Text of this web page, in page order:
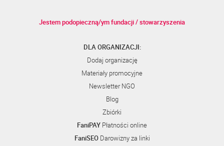
Jestem podopieczną/ym fundacji / stowarzyszenia
DLA ORGANIZACJI:
Dodaj organizację
Materiały promocyjne
Newsletter NGO
Blog
Zbiórki
FaniPAY Płatności online
FaniSEODarowizny za linki